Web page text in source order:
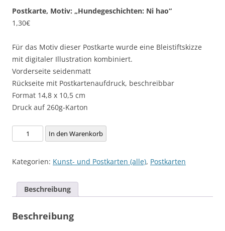
Postkarte, Motiv: „Hundegeschichten: Ni hao“
1,30€
Für das Motiv dieser Postkarte wurde eine Bleistiftskizze
mit digitaler Illustration kombiniert.
Vorderseite seidenmatt
Rückseite mit Postkartenaufdruck, beschreibbar
Format 14,8 x 10,5 cm
Druck auf 260g-Karton
Postkarte,
Motiv:
Ni
Menge
In den Warenkorb
Kategorien: Kunst- und Postkarten (alle), Postkarten
Beschreibung
Beschreibung